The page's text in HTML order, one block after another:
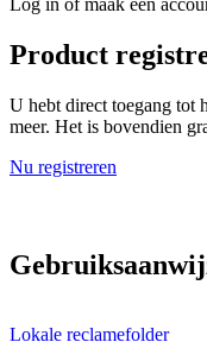
Log in of maak een
Product
U hebt direct toegang tot
meer. Het is bovendien
Nu registreren
Lokale reclamefolder